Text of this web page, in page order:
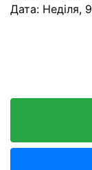
Дата: Неділя,